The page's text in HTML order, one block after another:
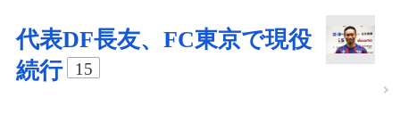
代表DF長友、FC東京で現役
続行
15